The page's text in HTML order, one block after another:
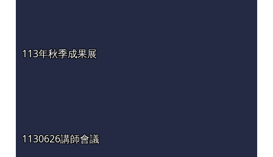
113年秋季成果展
1130626講師會議